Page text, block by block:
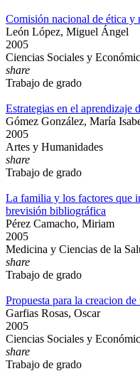
Comisión nacional de ética y
León López, Miguel Ángel
2005
Ciencias Sociales y
share
Trabajo de grado
Estrategias en el aprendizaje
Gómez González, María
2005
Artes y Humanidades
share
Trabajo de grado
La familia y los factores que
brevisión bibliográfica
Pérez Camacho, Miriam
2005
Medicina y Ciencias de la
share
Trabajo de grado
Propuesta para la creacion
Garfias Rosas, Oscar
2005
Ciencias Sociales y
share
Trabajo de grado